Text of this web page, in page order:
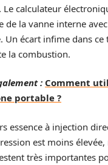
Le calculateur
de la vanne interne
Un écart infime dans
la combustion.
: Comment
portable ?
essence à injection
est moins élevée,
très importantes